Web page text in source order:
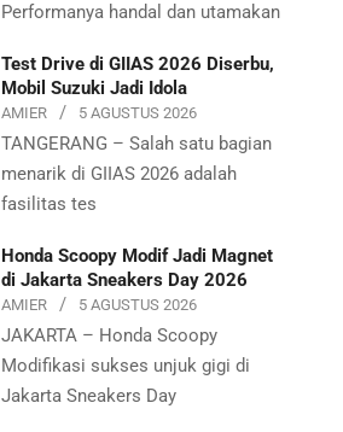
Performanya handal dan utamakan
Test Drive di GIIAS 2026 Diserbu,
Mobil Suzuki Jadi Idola
AMIER 5 AGUSTUS 2026
TANGERANG – Salah satu bagian
menarik di GIIAS 2026 adalah
fasilitas tes
Honda Scoopy Modif Jadi Magnet
di Jakarta Sneakers Day 2026
AMIER 5 AGUSTUS 2026
JAKARTA – Honda Scoopy
Modifikasi sukses unjuk gigi di
Jakarta Sneakers Day